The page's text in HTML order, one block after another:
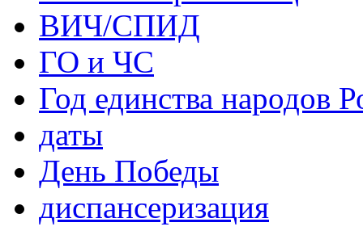
ВИЧ/СПИД
ГО и ЧС
Год единства народов
даты
День Победы
диспансеризация